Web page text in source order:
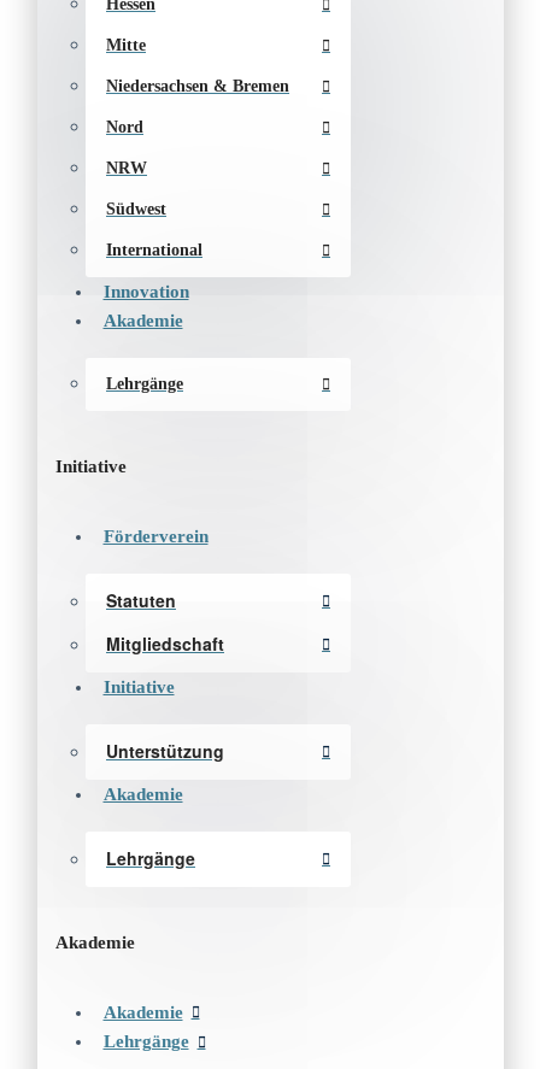
Hessen
Mitte
Niedersachsen & Bremen
Nord
NRW
Südwest
International
Innovation
Akademie
Lehrgänge
Initiative
Förderverein
Statuten
Mitgliedschaft
Initiative
Unterstützung
Akademie
Lehrgänge
Akademie
Akademie
Lehrgänge